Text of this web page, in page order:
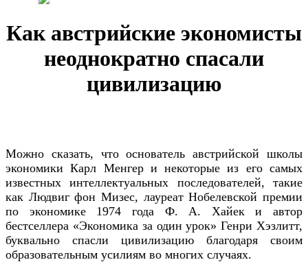
Как австрийские экономисты
неоднократно спасали
цивилизацию
Можно сказать, что основатель австрийской школы
экономики Карл Менгер и некоторые из его самых
известных интеллектуальных последователей, такие
как Людвиг фон Мизес, лауреат Нобелевской премии
по экономике 1974 года Ф. А. Хайек и автор
бестселлера «Экономика за один урок» Генри Хэзлитт,
буквально спасли цивилизацию благодаря своим
образовательным усилиям во многих случаях.